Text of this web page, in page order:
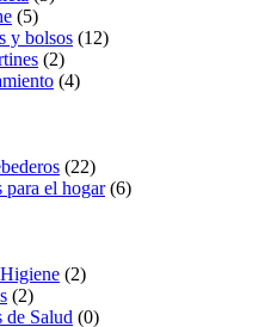
(5)
y bolsos (12)
(2)
(4)
(22)
para el hogar (6)
(2)
(2)
de Salud (0)